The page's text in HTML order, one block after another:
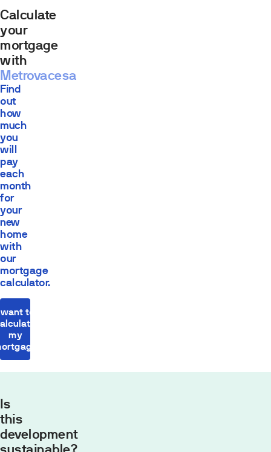
Calculate
your
mortgage
with
Metrovacesa
Find
out
how
much
you
will
pay
each
month
for
your
new
home
with
our
mortgage
calculator.
to
my
Is
this
development